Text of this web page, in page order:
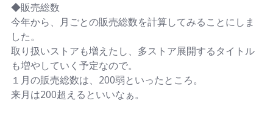
◆販売総数
今年から、月ごとの販売総数を計算してみることにしま
した。
取り扱いストアも増えたし、多ストア展開するタイトル
も増やしていく予定なので。
１月の販売総数は、200弱といったところ。
来月は200超えるといいなぁ。